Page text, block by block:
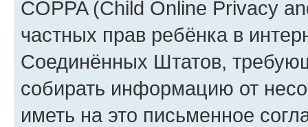
COPPA (Child Online Privacy
частных прав ребёнка в
Соединённых Штатов,
собирать информацию от
иметь на это письменное